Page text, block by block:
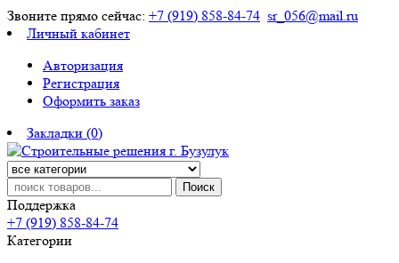
Звоните прямо сейчас: +7 (919) 858-84-74 sr_056@mail.ru
Личный кабинет
Авторизация
Регистрация
Оформить заказ
Закладки (0)
Поиск
Поддержка
+7 (919) 858-84-74
Категории